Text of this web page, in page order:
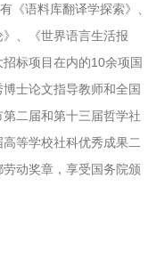
《语料库翻译学探索》、
》、《世界语言生活报
标项目在内的10余项国
士论文指导教师和全国
二届和第十三届哲学社
等学校社科优秀成果二
动奖章，享受国务院颁